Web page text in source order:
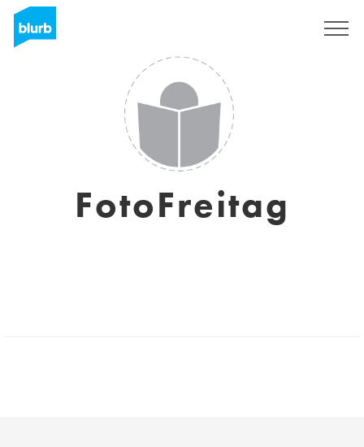
FotoFreitag